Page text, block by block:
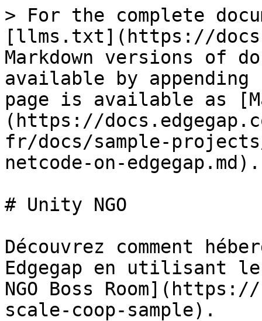
> For the complete
[llms.txt](https://
Markdown versions of
available by
page is available as
(https://
fr/docs/sample-
netcode-on-edgegap.md).
# Unity NGO
Découvrez comment
Edgegap en utilisant
NGO Boss
scale-coop-sample).